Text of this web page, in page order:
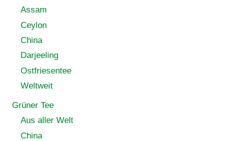
Assam
Ceylon
China
Darjeeling
Ostfriesentee
Weltweit
Grüner Tee
Aus aller Welt
China